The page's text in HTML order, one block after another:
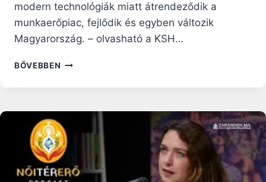
modern technológiák miatt átrendeződik a
munkaerőpiac, fejlődik és egyben változik
Magyarország. – olvasható a KSH…
BŐVEBBEN 25%-
MAGUKAT
KATOLIKUSNAK
MAGYARORSZÁGON